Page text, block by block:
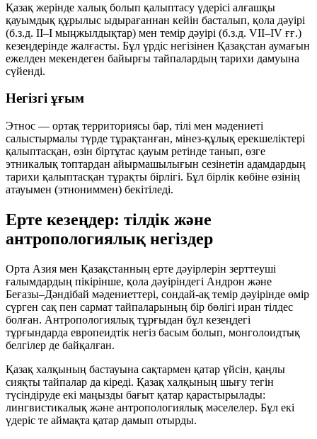
Қазақ жерінде халық болып қалыптасу үдерісі алғашқы
қауымдық құрылыс ыдырағаннан кейін басталып, қола дәуірі
(б.з.д. II–I мыңжылдықтар) мен темір дәуірі (б.з.д. VII–IV ғғ.)
кезеңдерінде жалғасты. Бұл үрдіс негізінен Қазақстан аумағын
ежелден мекендеген байырғы тайпалардың тарихи дамуына
сүйенді.
Негізгі ұғым
Этнос — ортақ территориясы бар, тілі мен мәдениеті
салыстырмалы түрде тұрақтанған, мінез-құлық ерекшеліктері
қалыптасқан, өзін біртұтас қауым ретінде танып, өзге
этникалық топтардан айырмашылығын сезінетін адамдардың
тарихи қалыптасқан тұрақты бірлігі. Бұл бірлік көбіне өзінің
атауымен (этнониммен) бекітіледі.
Ерте кезеңдер: тілдік және
антропологиялық негіздер
Орта Азия мен Қазақстанның ерте дәуірлерін зерттеуші
ғалымдардың пікірінше, қола дәуіріндегі Андрон және
Беғазы–Дәндібай мәдениеттері, сондай-ақ темір дәуірінде өмір
сүрген сақ пен сармат тайпаларының бір бөлігі иран тілдес
болған. Антропологиялық тұрғыдан бұл кезеңдегі
тұрғындарда европеидтік негіз басым болып, монголоидтық
белгілер де байқалған.
Қазақ халқының бастауына сақтармен қатар үйсін, қаңлы
сияқты тайпалар да кіреді. Қазақ халқының шығу тегін
түсіндіруде екі маңызды бағыт қатар қарастырылады:
лингвистикалық және антропологиялық мәселелер. Бұл екі
үдеріс те аймақта қатар дамып отырды.